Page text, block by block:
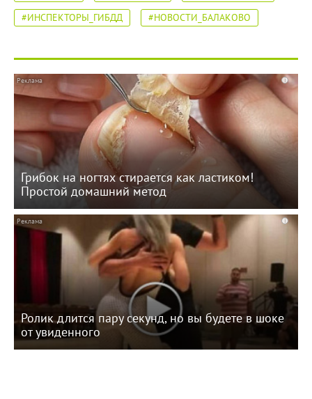
#ИНСПЕКТОРЫ_ГИБДД
#НОВОСТИ_БАЛАКОВО
i
Грибок на ногтях стирается как ластиком!
Простой домашний метод
i
Ролик длится пару секунд, но вы будете в шоке
от увиденного